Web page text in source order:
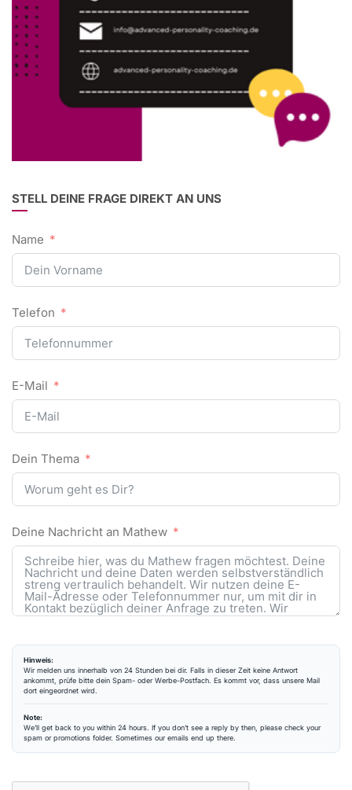
STELL DEINE FRAGE DIREKT AN UNS
Name
Telefon
E-Mail
Dein Thema
Deine Nachricht an Mathew
Hinweis:
Wir melden uns innerhalb von 24 Stunden bei dir. Falls in dieser Zeit keine Antwort
ankommt, prüfe bitte dein Spam- oder Werbe-Postfach. Es kommt vor, dass unsere Mail
dort eingeordnet wird.
Note:
We’ll get back to you within 24 hours. If you don’t see a reply by then, please check your
spam or promotions folder. Sometimes our emails end up there.